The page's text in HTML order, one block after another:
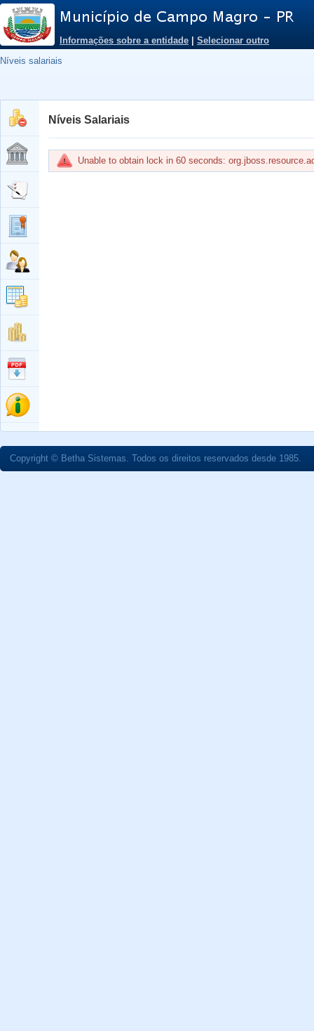
Informações sobre a entidade Selecionar outro
Níveis salariais
Níveis Salariais
Unable to obtain lock in 60 seconds:
Copyright © Betha Sistemas. Todos os direitos reservados desde 1985.